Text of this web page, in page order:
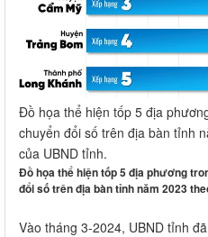
Đồ họa thể hiện tốp 5 địa
chuyển đổi số trên địa bàn tỉnh
của UBND tỉnh.
Đồ họa thể hiện tốp 5 địa phương
đổi số trên địa bàn tỉnh năm 2023
Vào tháng 3-2024, UBND tỉnh